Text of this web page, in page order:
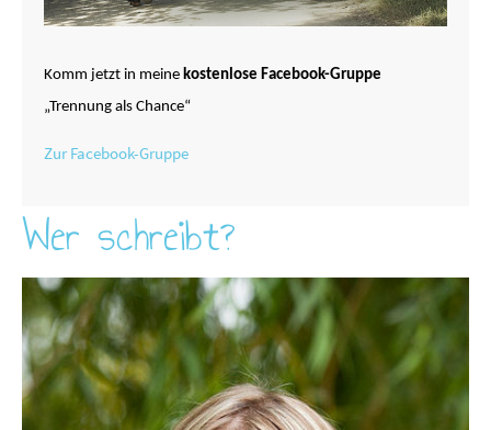
Komm jetzt in meine kostenlose Facebook-Gruppe
„Trennung als Chance“
Zur Facebook-Gruppe
Wer schreibt?